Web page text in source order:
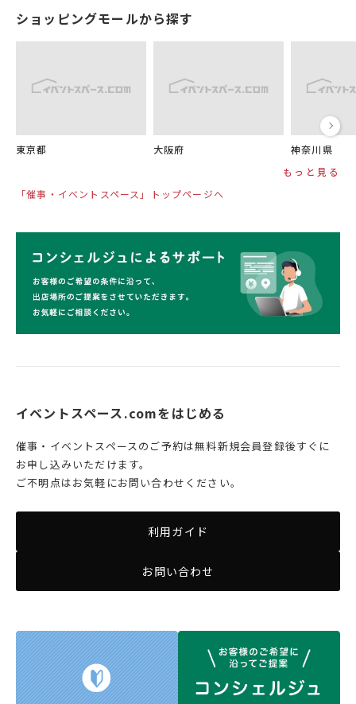
ショッピングモールから探す
東京都 大阪府
神奈川県
もっと見る
「催事・イベントスペース」トップページへ
イベントスペース.comをはじめる
催事・イベントスペースのご予約は無料新規会員登録後すぐに
お申し込みいただけます。
ご不明点はお気軽にお問い合わせください。
利用ガイド
お問い合わせ